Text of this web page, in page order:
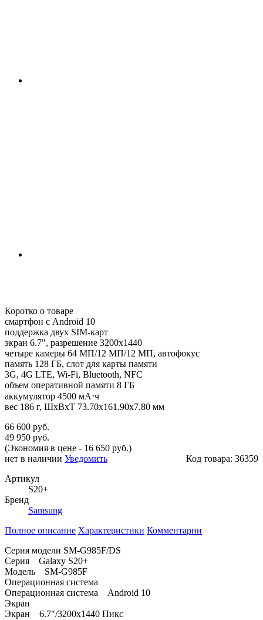
Коротко о товаре
смартфон с Android 10
поддержка двух SIM-карт
экран 6.7", разрешение 3200x1440
четыре камеры 64 МП/12 МП/12 МП, автофокус
память 128 ГБ, слот для карты памяти
3G, 4G LTE, Wi-Fi, Bluetooth, NFC
объем оперативной памяти 8 ГБ
аккумулятор 4500 мА⋅ч
вес 186 г, ШxВxТ 73.70x161.90x7.80 мм
66 600 руб.
49 950 руб.
(Экономия в цене - 16 650 руб.)
Код товара: 36359
нет в наличии Уведомить
Артикул
S20+
Бренд
Samsung
Полное описание Характеристики Комментарии
Серия модели SM-G985F/DS
Серия Galaxy S20+
Модель SM-G985F
Операционная система
Операционная система Android 10
Экран
Экран 6.7"/3200x1440 Пикс